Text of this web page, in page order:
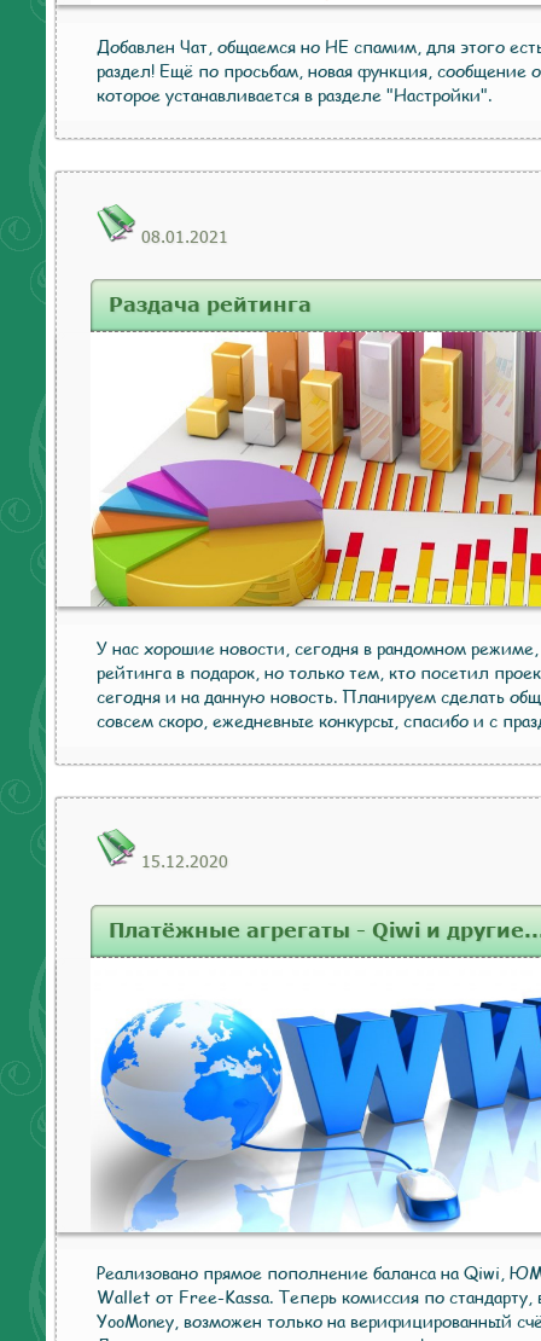
Добавлен Чат, общаемся но НЕ спамим, для этого
раздел! Ещё по просьбам, новая функция, сообщение
которое устанавливается в разделе "Настройки".
08.01.2021
Раздача рейтинга
У нас хорошие новости, сегодня в рандомном режиме,
рейтинга в подарок, но только тем, кто посетил
сегодня и на данную новость. Планируем сделать
совсем скоро, ежедневные конкурсы, спасибо и с
15.12.2020
Платёжные агрегаты - Qiwi и
Реализовано прямое пополнение баланса на Qiwi,
Wallet от Free-Kassa. Теперь комиссия по стандарту,
YooMoney, возможен только на верифицированный